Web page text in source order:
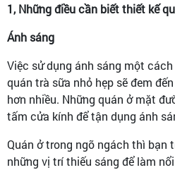
1, Những điều cần biết thiết kế
Ánh sáng
Việc sử dụng ánh sáng một
quán trà sữa nhỏ hẹp sẽ đem
hơn nhiều. Những quán ở mặt
tấm cửa kính để tận dụng ánh
Quán ở trong ngõ ngách thì bạn
những vị trí thiếu sáng để làm